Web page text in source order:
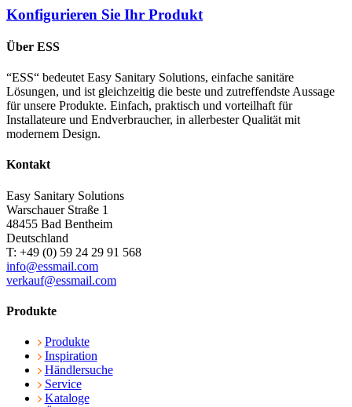
Konfigurieren Sie Ihr Produkt
Über ESS
“ESS“ bedeutet Easy Sanitary Solutions, einfache sanitäre
Lösungen, und ist gleichzeitig die beste und zutreffendste Aussage
für unsere Produkte. Einfach, praktisch und vorteilhaft für
Installateure und Endverbraucher, in allerbester Qualität mit
modernem Design.
Kontakt
Easy Sanitary Solutions
Warschauer Straße 1
48455 Bad Bentheim
Deutschland
T: +49 (0) 59 24 29 91 568
info@essmail.com
verkauf@essmail.com
Produkte
Produkte
Inspiration
Händlersuche
Service
Kataloge